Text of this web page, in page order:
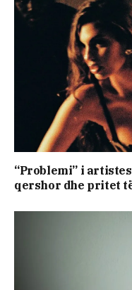
“Problemi” i
qershor dhe pritet